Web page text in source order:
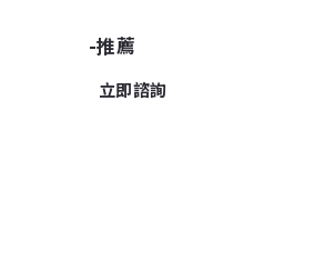
-推薦
立即諮詢